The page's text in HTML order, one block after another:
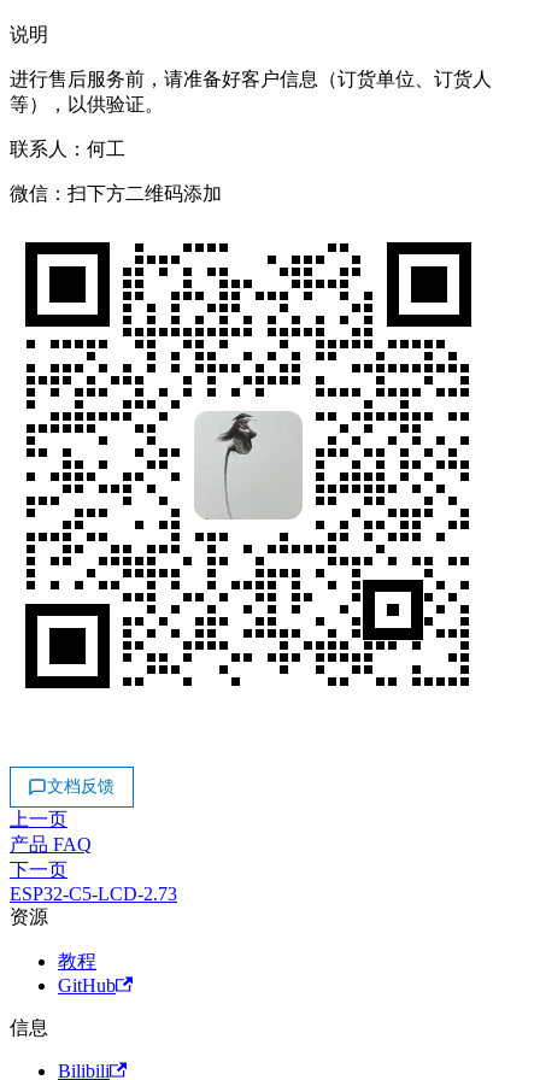
说明
进行售后服务前，请准备好客户信息（订货单位、订货人
等），以供验证。
联系人：何工
微信：扫下方二维码添加
文档反馈
上一页
产品 FAQ
下一页
ESP32-C5-LCD-2.73
资源
教程
GitHub
信息
Bilibili